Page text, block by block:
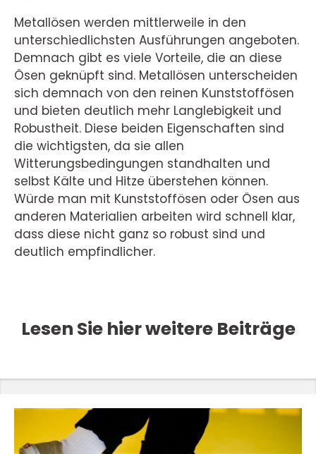
Metallösen werden mittlerweile in den
unterschiedlichsten Ausführungen angeboten.
Demnach gibt es viele Vorteile, die an diese
Ösen geknüpft sind. Metallösen unterscheiden
sich demnach von den reinen Kunststoffösen
und bieten deutlich mehr Langlebigkeit und
Robustheit. Diese beiden Eigenschaften sind
die wichtigsten, da sie allen
Witterungsbedingungen standhalten und
selbst Kälte und Hitze überstehen können.
Würde man mit Kunststoffösen oder Ösen aus
anderen Materialien arbeiten wird schnell klar,
dass diese nicht ganz so robust sind und
deutlich empfindlicher.
Lesen Sie hier weitere Beiträge